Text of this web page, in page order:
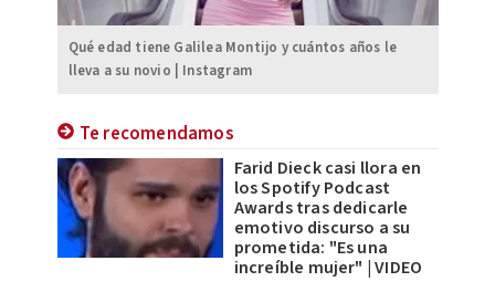
Qué edad tiene Galilea Montijo y cuántos años le
lleva a su novio | Instagram
Te recomendamos
Farid Dieck casi llora en
los Spotify Podcast
Awards tras dedicarle
emotivo discurso a su
prometida: "Es una
increíble mujer" | VIDEO